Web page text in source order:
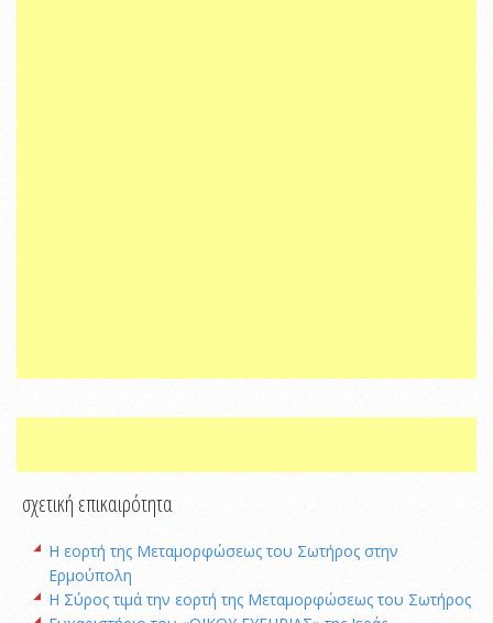
σχετική επικαιρότητα
Η εορτή της Μεταμορφώσεως του Σωτήρος στην
Ερμούπολη
Η Σύρος τιμά την εορτή της Μεταμορφώσεως του Σωτήρος